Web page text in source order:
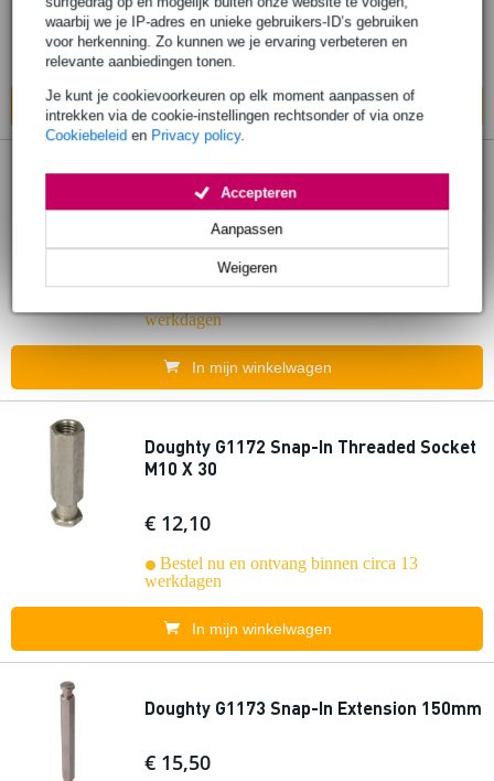
waarbij we je IP-adres en unieke gebruikers-ID’s gebruiken
voor herkenning. Zo kunnen we je ervaring verbeteren en
relevante aanbiedingen tonen.
Je kunt je cookievoorkeuren op elk moment aanpassen of
intrekken via de cookie-instellingen rechtsonder of via onze
Cookiebeleid en Privacy policy.
Weigeren
Aanpassen
Accepteren
Bestel nu en ontvang binnen circa 13
werkdagen
In mijn winkelwagen
Doughty G1171 Snap-In Threaded Socket
M12 X 35
werkdagen
In mijn winkelwagen
Doughty G1172 Snap-In Threaded Socket
M10 X 30
€ 12,10
Bestel nu en ontvang binnen circa 13
werkdagen
In mijn winkelwagen
Doughty G1173 Snap-In Extension 150mm
€ 15,50